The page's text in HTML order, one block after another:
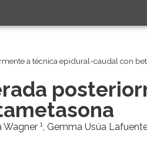
a técnica epidural-caudal con
Wagner 1, Gemma Usúa